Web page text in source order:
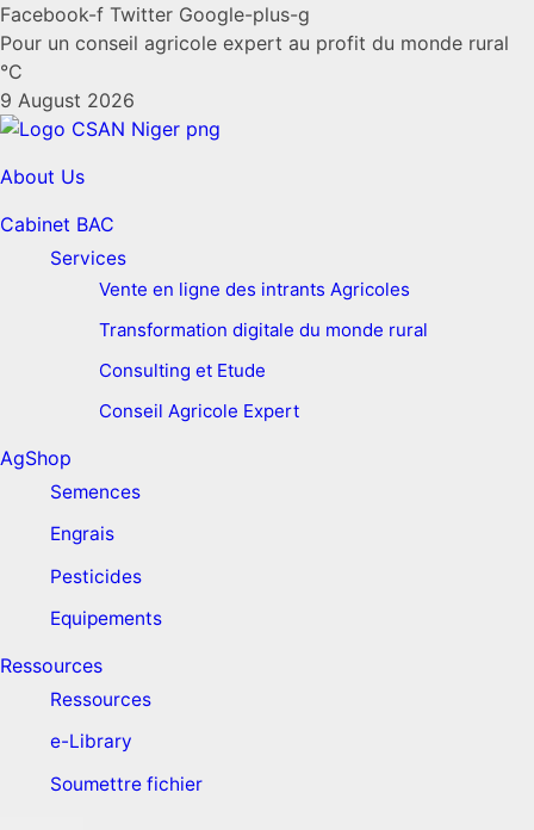
Facebook-f Twitter Google-plus-g
Pour un conseil agricole expert au profit du monde rural
°C
9 August 2026
About Us
Cabinet BAC
Services
Vente en ligne des intrants Agricoles
Transformation digitale du monde rural
Consulting et Etude
Conseil Agricole Expert
AgShop
Semences
Engrais
Pesticides
Equipements
Ressources
Ressources
e-Library
Soumettre fichier